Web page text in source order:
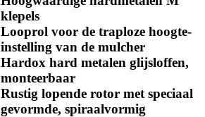
klepels
Looprol voor de traploze hoogte-
instelling van de mulcher
Hardox hard metalen glijsloffen,
monteerbaar
Rustig lopende rotor met speciaal
gevormde, spiraalvormig